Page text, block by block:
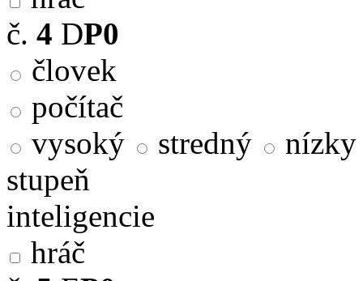
č. 4 DP0
človek
počítač
vysoký
stredný
nízky
stupeň
inteligencie
hráč